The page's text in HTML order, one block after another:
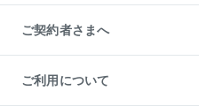
不動産小口投資
LEGACIA（レガシア）
相続サポート
リフォームサポート
ご契約者さまへ
ご紹介・再契約特典
入居者様専用-各種ご案内（賃貸）
ご利用について